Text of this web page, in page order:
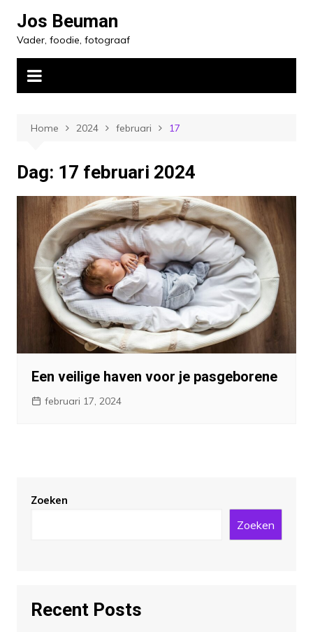
naar
inhoud
Jos Beuman
Vader, foodie, fotograaf
Home 2024 februari 17
Dag: 17 februari 2024
Een veilige haven voor je pasgeborene
februari 17, 2024
Zoeken
Zoeken
Recent Posts